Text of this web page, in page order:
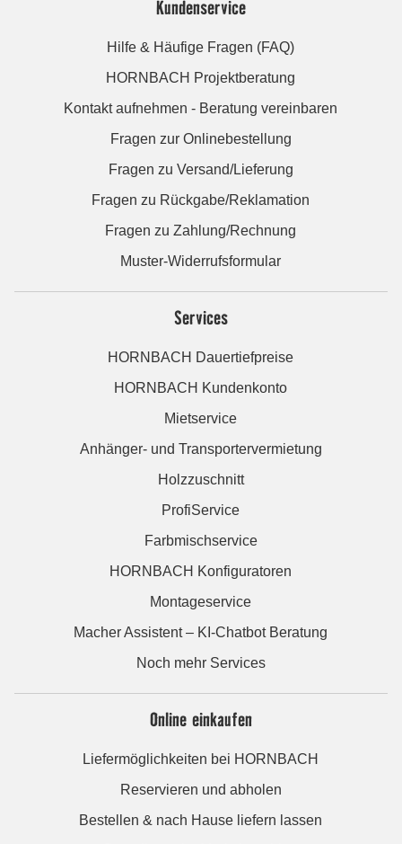
Kundenservice
Hilfe & Häufige Fragen (FAQ)
HORNBACH Projektberatung
Kontakt aufnehmen - Beratung vereinbaren
Fragen zur Onlinebestellung
Fragen zu Versand/Lieferung
Fragen zu Rückgabe/Reklamation
Fragen zu Zahlung/Rechnung
Muster-Widerrufsformular
Services
HORNBACH Dauertiefpreise
HORNBACH Kundenkonto
Mietservice
Anhänger- und Transportervermietung
Holzzuschnitt
ProfiService
Farbmischservice
HORNBACH Konfiguratoren
Montageservice
Macher Assistent – KI-Chatbot Beratung
Noch mehr Services
Online einkaufen
Liefermöglichkeiten bei HORNBACH
Reservieren und abholen
Bestellen & nach Hause liefern lassen